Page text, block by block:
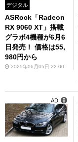
デジタル
ASRock「Radeon
RX 9060 XT」搭載
グラボ4機種が6月6
日発売！ 価格は55,
980円から
2025年06月05日 22:00
AD